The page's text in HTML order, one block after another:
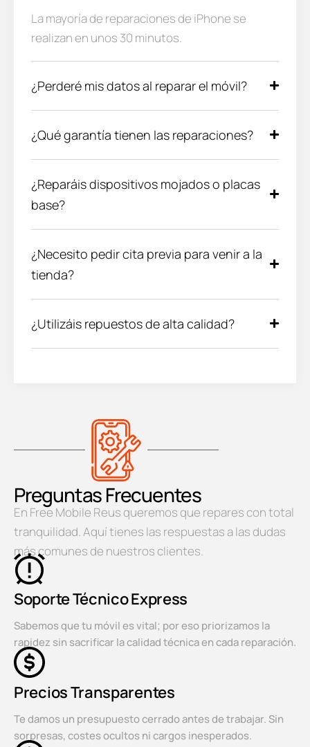
La mayoría de reparaciones de iPhone se
realizan en unos 30 minutos.
¿Perderé mis datos al reparar el móvil?
¿Qué garantía tienen las reparaciones?
¿Reparáis dispositivos mojados o placas
base?
¿Necesito pedir cita previa para venir a la
tienda?
¿Utilizáis repuestos de alta calidad?
Preguntas Frecuentes
En Free Mobile Reus queremos que repares con total
tranquilidad. Aquí tienes las respuestas a las dudas
más comunes de nuestros clientes.
Soporte Técnico Express
Sabemos que tu móvil es vital; por eso priorizamos la
rapidez sin sacrificar la calidad técnica en cada reparación.
Precios Transparentes
Te damos un presupuesto cerrado antes de trabajar. Sin
sorpresas, costes ocultos ni cargos inesperados.